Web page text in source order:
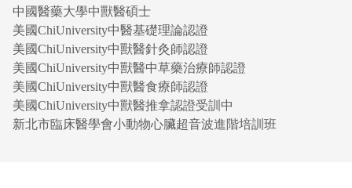
中國醫藥大學中獸醫碩士
美國ChiUniversity中醫基礎理論認證
美國ChiUniversity中獸醫針灸師認證
美國ChiUniversity中獸醫中草藥治療師認證
美國ChiUniversity中獸醫食療師認證
美國ChiUniversity中獸醫推拿認證受訓中
新北市臨床醫學會小動物心臟超音波進階培訓班